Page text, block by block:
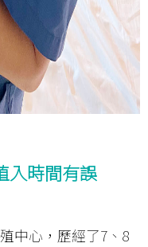
時間有誤
中心，歷經了7、8